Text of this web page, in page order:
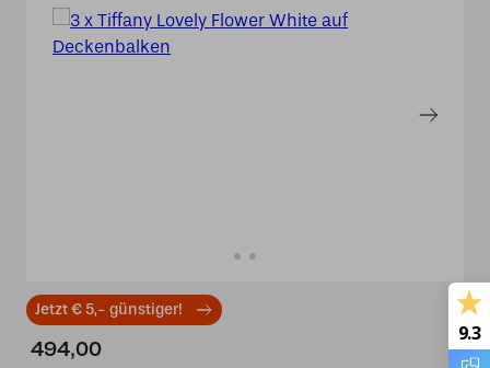
Jetzt € 5,- günstiger!
494,00
9.3